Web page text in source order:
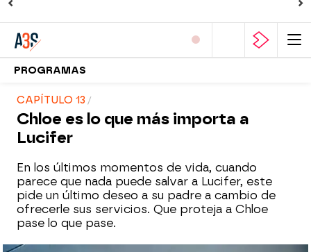
PROGRAMAS
CAPÍTULO 13
Chloe es lo que más importa a
Lucifer
En los últimos momentos de vida, cuando
parece que nada puede salvar a Lucifer, este
pide un último deseo a su padre a cambio de
ofrecerle sus servicios. Que proteja a Chloe
pase lo que pase.